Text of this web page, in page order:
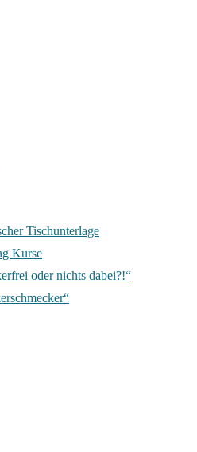
Tischunterlage
Kurse
oder nichts dabei?!“